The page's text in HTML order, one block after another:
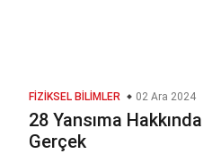
FIZIKSEL BILIMLER 02 Ara 2024
28 Yansıma Hakkında
Gerçek